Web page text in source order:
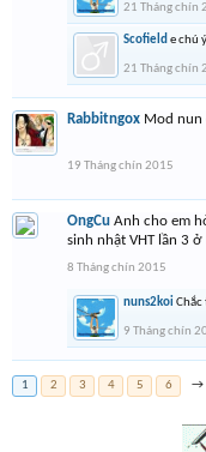
21 Tháng chín
Scofield e chú
21 Tháng chín
Rabbitngox Mod nun
19 Tháng chín 2015
OngCu Anh cho em
sinh nhật VHT lần 3
8 Tháng chín 2015
nuns2koi Chắc
9 Tháng chín
1 2 3 4 5 6 →